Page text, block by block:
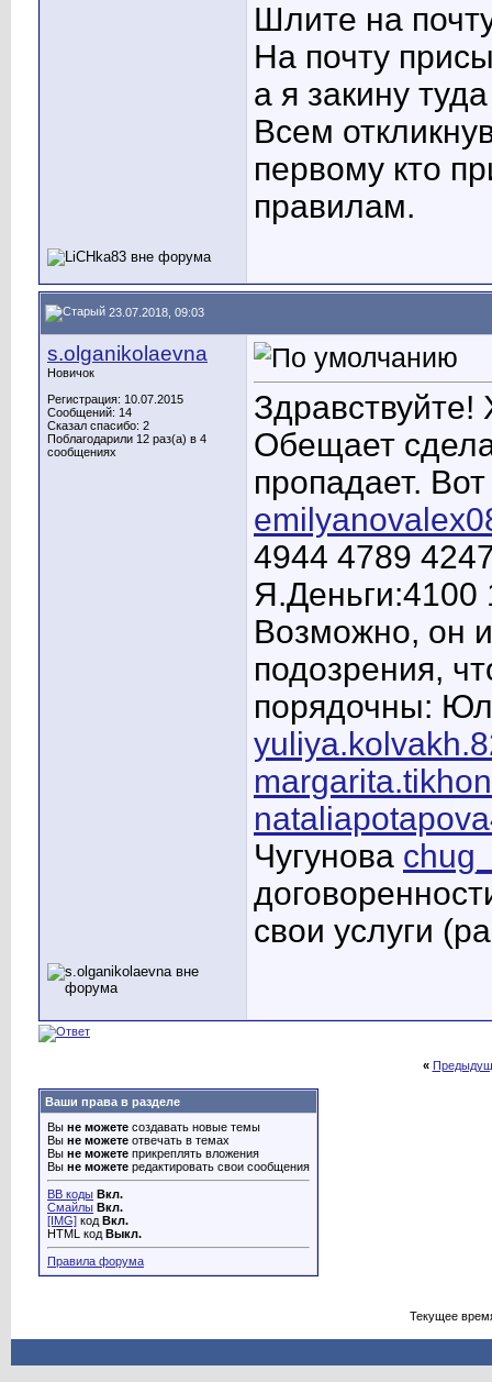
Шлите на
На почту
а я закину
Всем
первому кто
правилам.
23.07.2018, 09:03
s.olganikolaevna
Новичок
Регистрация: 10.07.2015
Сообщений: 14
Сказал спасибо: 2
Поблагодарили 12 раз(а) в 4
сообщениях
Обещает
пропадает.
4944 4789
Я.Деньги:4100
Возможно, он
подозрения,
порядочны:
Чугунова
свои услуги
«
Ваши права в разделе
Вы не можете создавать новые темы
Вы не можете отвечать в темах
Вы не можете прикреплять вложения
Вы не можете редактировать свои сообщения
BB коды Вкл.
Смайлы Вкл.
[IMG] код Вкл.
HTML код Выкл.
Правила форума
Текущее